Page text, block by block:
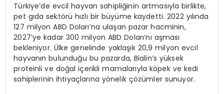
Türkiye’de evcil hayvan sahipliğinin artmasıyla birlikte,
pet gıda sektörü hızlı bir büyüme kaydetti. 2022 yılında
127 milyon ABD Doları’na ulaşan pazar hacminin,
2027’ye kadar 300 milyon ABD Doları’nı aşması
bekleniyor. Ülke genelinde yaklaşık 20,9 milyon evcil
hayvanın bulunduğu bu pazarda, Bialin’s yüksek
proteinli ve doğal içerikli mamalarıyla köpek ve kedi
sahiplerinin ihtiyaçlarına yönelik çözümler sunuyor.